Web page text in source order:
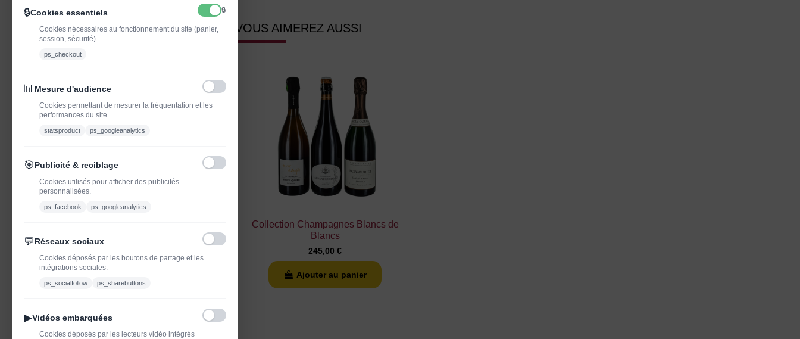
VOUS AIMEREZ AUSSI
Collection Champagnes Blancs de
Blancs
245,00 €
Ajouter au panier
🔒Cookies essentiels 🔒
Cookies nécessaires au fonctionnement du site (panier,
session, sécurité).
ps_checkout
📊 Mesure d'audience
Cookies permettant de mesurer la fréquentation et les
performances du site.
statsproduct ps_googleanalytics
🎯Publicité & reciblage
Cookies utilisés pour afficher des publicités
personnalisées.
ps_facebook ps_googleanalytics
💬Réseaux sociaux
Cookies déposés par les boutons de partage et les
intégrations sociales.
ps_socialfollow ps_sharebuttons
▶Vidéos embarquées
Cookies déposés par les lecteurs vidéo intégrés